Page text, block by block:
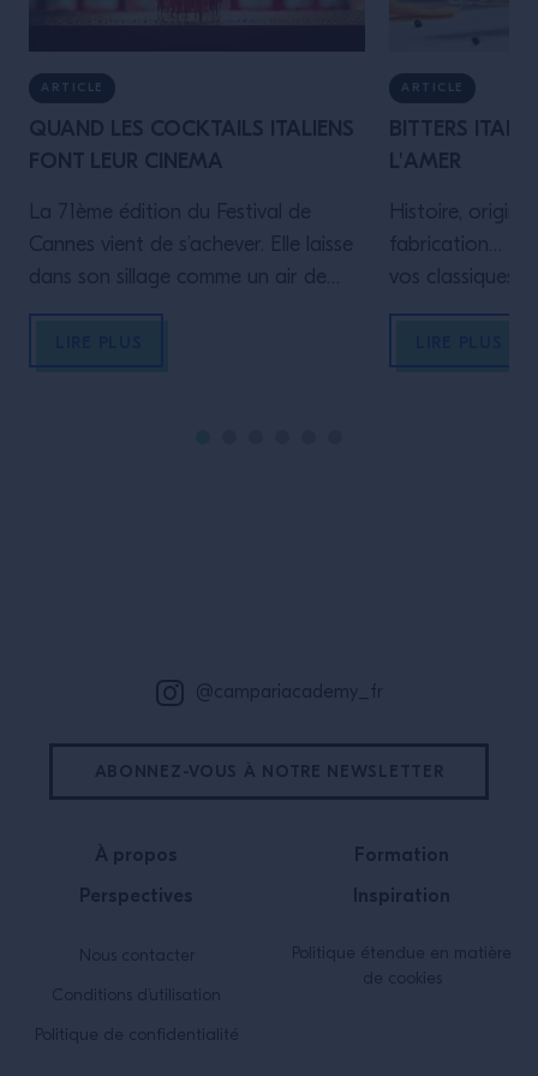
ARTICLE
QUAND LES COCKTAILS ITALIENS
FONT LEUR CINEMA
La 71ème édition du Festival de
Cannes vient de s’achever. Elle laisse
dans son sillage comme un air de
Dolce Vita, à l’heure où les terrasses
Alors, BeMixo a décidé de vous
ARTICLE
BITTERS
L'AMER
Histoire,
fabrication… BeMixo vous fait réviser
vos classiques.
des bitters, au
spiritueux, à
@campariacademy_fr
À propos
Perspectives
Formation
Inspiration
Nous contacter
Conditions d’utilisation
Politique de confidentialité
Politique étendue en matière
de cookies
ABONNEZ-VOUS À NOTRE NEWSLETTER